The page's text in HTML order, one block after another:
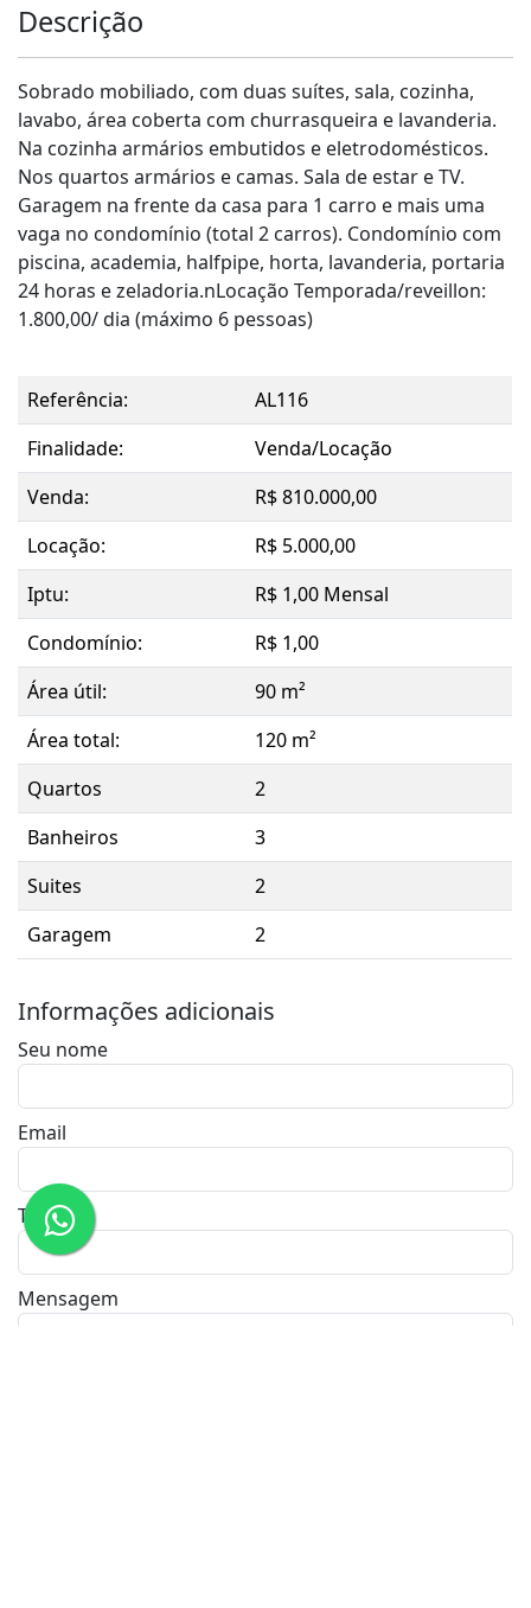
Descrição
Sobrado mobiliado, com duas suítes, sala, cozinha,
lavabo, área coberta com churrasqueira e lavanderia.
Na cozinha armários embutidos e eletrodomésticos.
Nos quartos armários e camas. Sala de estar e TV.
Garagem na frente da casa para 1 carro e mais uma
vaga no condomínio (total 2 carros). Condomínio com
piscina, academia, halfpipe, horta, lavanderia, portaria
24 horas e zeladoria.nLocação Temporada/reveillon:
1.800,00/ dia (máximo 6 pessoas)
Referência:
AL116
Finalidade:
Venda/Locação
Venda:
R$ 810.000,00
Locação:
R$ 5.000,00
Iptu:
R$ 1,00 Mensal
Condomínio:
R$ 1,00
Área útil:
90 m²
Área total:
120 m²
Quartos
2
Banheiros
3
Suites
2
Garagem
2
Informações adicionais
Seu nome
Email
Tel/Cel
Mensagem